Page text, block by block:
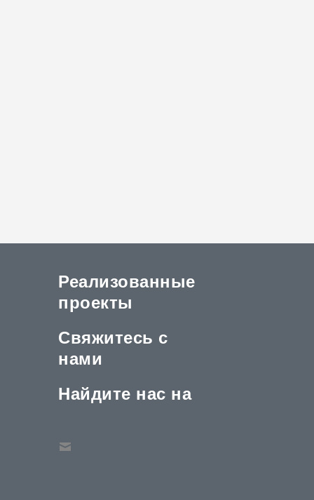
Реализованные
проекты
Свяжитесь с
нами
Найдите нас на